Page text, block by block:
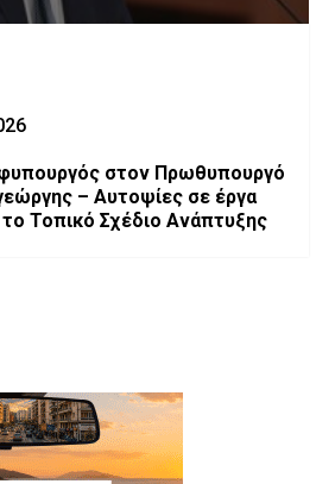
στον Πρωθυπουργό
– Αυτοψίες σε έργα
το Τοπικό Σχέδιο Ανάπτυξης